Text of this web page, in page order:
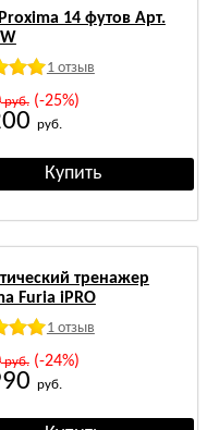
Proxima 14 футов Арт.
1 отзыв
руб.(-25%)
руб.
тренажер
Furia iPRO
1 отзыв
руб.(-24%)
руб.